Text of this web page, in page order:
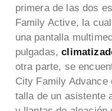
primera de las dos
Family Active, la
una pantalla
pulgadas,
otra parte, se
City Family Advance
talla de un asistente